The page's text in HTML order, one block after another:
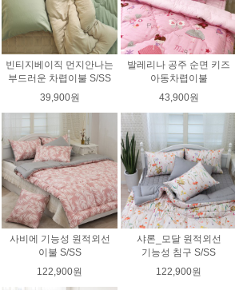
빈티지베이직 먼지안나는
부드러운 차렵이불 S/SS
39,900원
발레리나 공주 순면 키즈
아동차렵이불
43,900원
사비에 기능성 원적외선
이불 S/SS
122,900원
샤론_모달 원적외선
기능성 침구 S/SS
122,900원